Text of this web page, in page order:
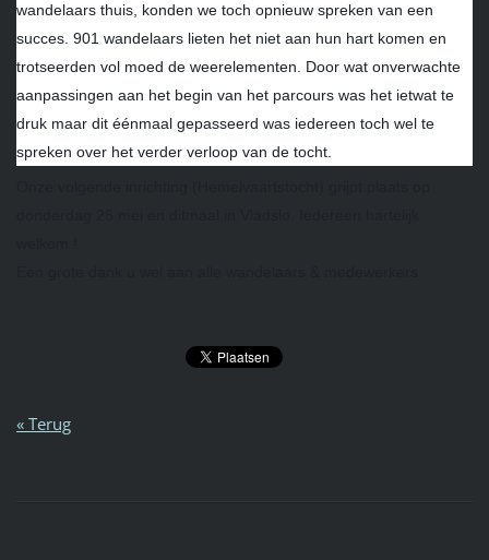
wandelaars thuis, konden we toch opnieuw spreken van een
succes. 901 wandelaars lieten het niet aan hun hart komen en
trotseerden vol moed de weerelementen. Door wat onverwachte
aanpassingen aan het begin van het parcours was het ietwat te
druk maar dit éénmaal gepasseerd was iedereen toch wel te
spreken over het verder verloop van de tocht.
« Terug